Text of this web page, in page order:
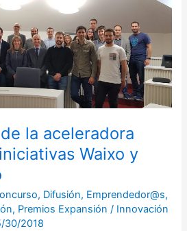
la aceleradora
Waixo y
, Difusión, Emprendedor@s,
, Premios Expansión / Innovación
30/2018